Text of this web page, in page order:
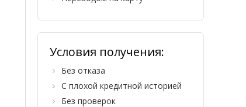
Условия получения:
Без отказа
С плохой кредитной историей
Без проверок